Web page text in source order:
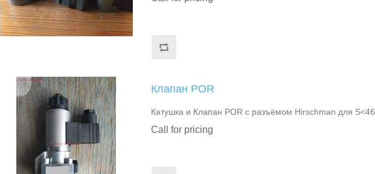
Клапан POR
Катушка и Клапан POR с разъёмом Hirschman для S<46
Call for pricing